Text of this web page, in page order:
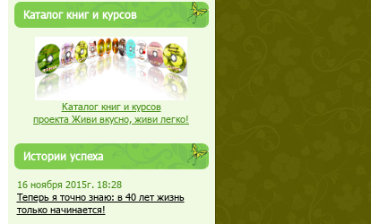
Каталог книг и курсов
Каталог книг и курсов
проекта Живи вкусно, живи легко!
Истории успеха
16 ноября 2015г. 18:28
Теперь я точно знаю: в 40 лет жизнь
только начинается!